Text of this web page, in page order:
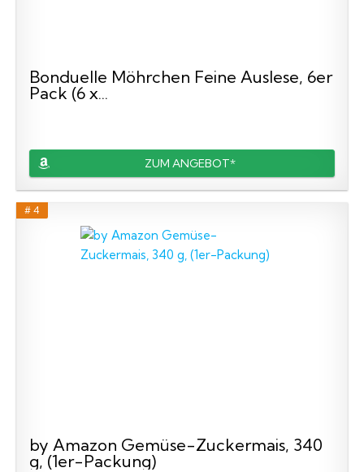
Bonduelle Möhrchen Feine Auslese, 6er
Pack (6 x...
ZUM ANGEBOT*
# 4
by Amazon Gemüse-Zuckermais, 340
g, (1er-Packung)